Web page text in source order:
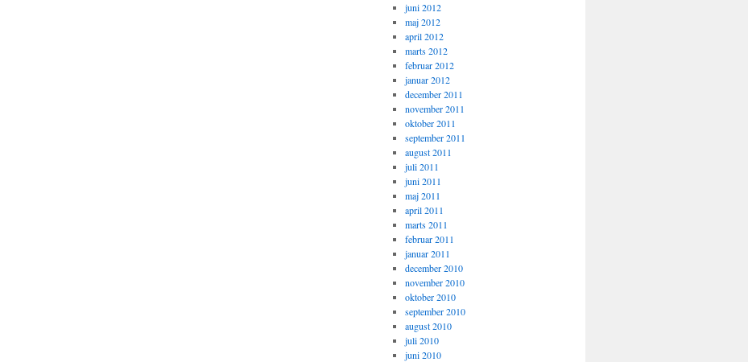
juni 2012
maj 2012
april 2012
marts 2012
februar 2012
januar 2012
december 2011
november 2011
oktober 2011
september 2011
august 2011
juli 2011
juni 2011
maj 2011
april 2011
marts 2011
februar 2011
januar 2011
december 2010
november 2010
oktober 2010
september 2010
august 2010
juli 2010
juni 2010